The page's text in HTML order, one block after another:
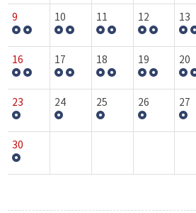
9 10 11 12 13
16 17 18 19 20
23 24 25 26 27
30